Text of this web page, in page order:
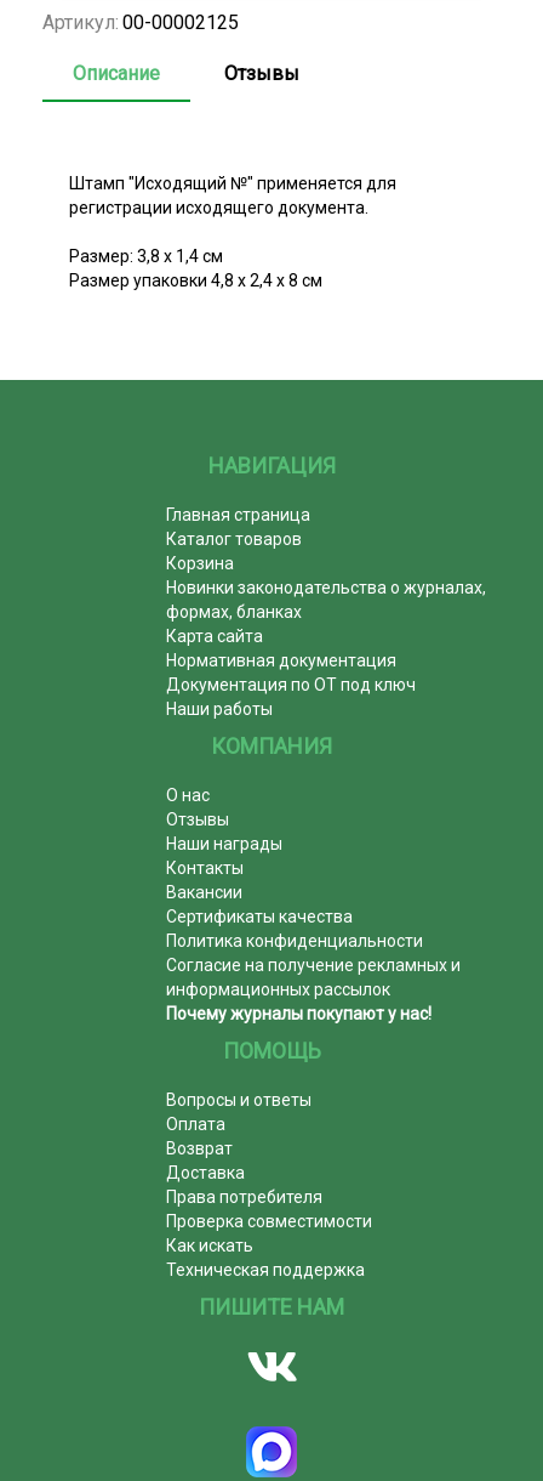
Артикул: 00-00002125
Описание Отзывы
Штамп "Исходящий №" применяется для
регистрации исходящего документа.
Размер: 3,8 х 1,4 см
Размер упаковки 4,8 х 2,4 х 8 см
НАВИГАЦИЯ
Главная страница
Каталог товаров
Корзина
Новинки законодательства о журналах,
формах, бланках
Карта сайта
Нормативная документация
Документация по ОТ под ключ
Наши работы
КОМПАНИЯ
О нас
Отзывы
Наши награды
Контакты
Вакансии
Сертификаты качества
Политика конфиденциальности
Согласие на получение рекламных и
информационных рассылок
Почему журналы покупают у нас!
ПОМОЩЬ
Вопросы и ответы
Оплата
Возврат
Доставка
Права потребителя
Проверка совместимости
Как искать
Техническая поддержка
ПИШИТЕ НАМ